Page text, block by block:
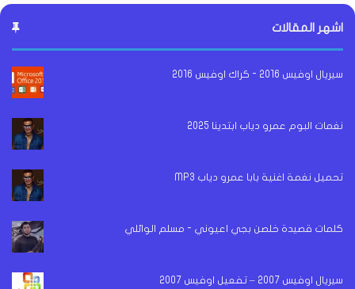
اشهر المقالات
سيريال اوفيس 2016 - كراك اوفيس 2016
نغمات البوم عمرو دياب ابتدينا 2025
تحميل نغمة اغنية بابا عمرو دياب MP3
كلمات قصيدة خلصن بجي اعيوني - مسلم الوائلي
سيريال اوفيس 2007 – تفعيل اوفيس 2007